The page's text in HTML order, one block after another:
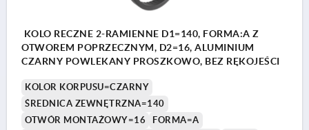
KOLO RECZNE 2-RAMIENNE D1=140, FORMA:A Z
OTWOREM POPRZECZNYM, D2=16, ALUMINIUM
CZARNY POWLEKANY PROSZKOWO, BEZ RĘKOJEŚCI
KOLOR KORPUSU=CZARNY
ŚREDNICA ZEWNĘTRZNA=140
OTWÓR MONTAŻOWY=16
FORMA=A